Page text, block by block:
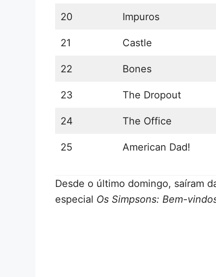
20 Impuros
21 Castle
22 Bones
23 The Dropout
24 The Office
25 American Dad!
Desde o último domingo, saíram
especial Os Simpsons: Bem-